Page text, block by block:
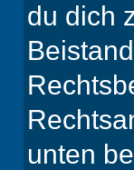
du dich
unten